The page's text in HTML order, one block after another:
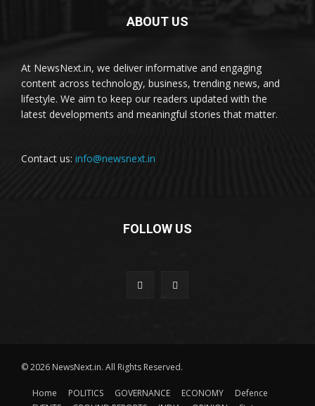
ABOUT US
At NewsNext.in, we deliver informative and engaging
content across technology, business, trending news, and
lifestyle. We aim to keep our readers updated with the
latest developments and meaningful stories that matter.
Contact us: info@newsnext.in
FOLLOW US
© 2026 NewsNext.in. All Rights Reserved.
Home POLITICS GOVERNANCE ECONOMY
Defence